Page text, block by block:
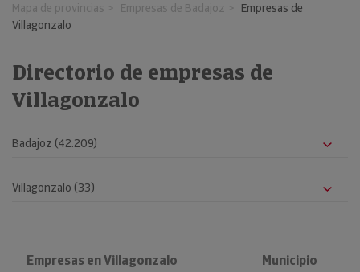
Mapa de provincias Empresas de Badajoz
Empresas de
Villagonzalo
Directorio de empresas de
Villagonzalo
Empresas en Villagonzalo Municipio